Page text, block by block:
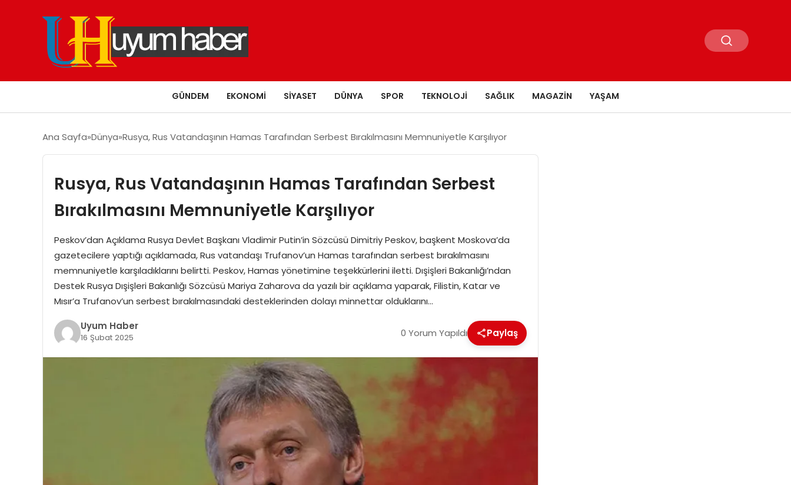
GÜNDEM EKONOMI SIYASET DÜNYA SPOR TEKNOLOJI SAĞLIK MAGAZIN YAŞAM
Ana Sayfa Dünya Rusya, Rus Vatandaşının Hamas Tarafından Serbest Bırakılmasını Memnuniyetle Karşılıyor
Rusya, Rus Vatandaşının Hamas Tarafından Serbest
Bırakılmasını Memnuniyetle Karşılıyor
Peskov’dan Açıklama Rusya Devlet Başkanı Vladimir Putin’in Sözcüsü Dimitriy Peskov, başkent Moskova’da
gazetecilere yaptığı açıklamada, Rus vatandaşı Trufanov’un Hamas tarafından serbest bırakılmasını
memnuniyetle karşıladıklarını belirtti. Peskov, Hamas yönetimine teşekkürlerini iletti. Dışişleri Bakanlığı’ndan
Destek Rusya Dışişleri Bakanlığı Sözcüsü Mariya Zaharova da yazılı bir açıklama yaparak, Filistin, Katar ve
Mısır’a Trufanov’un serbest bırakılmasındaki desteklerinden dolayı minnettar olduklarını…
Uyum Haber
16 Şubat 2025 0 Yorum Yapıldı Paylaş